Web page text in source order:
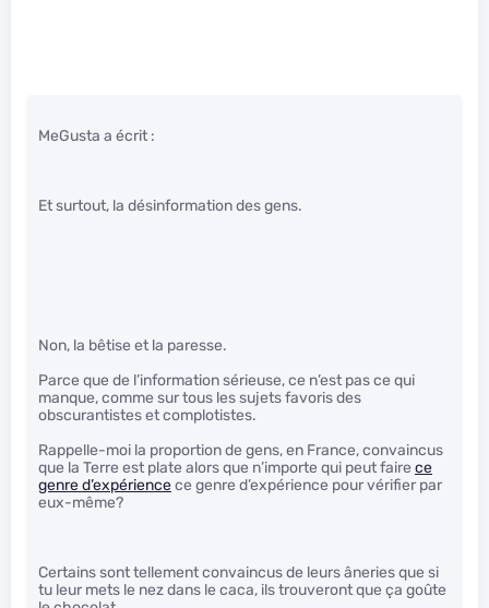
MeGusta a écrit :
Et surtout, la désinformation des gens.
Non, la bêtise et la paresse.
Parce que de l’information sérieuse, ce n’est pas ce qui
manque, comme sur tous les sujets favoris des
obscurantistes et complotistes.
Rappelle-moi la proportion de gens, en France, convaincus
que la Terre est plate alors que n’importe qui peut faire ce
genre d’expériencece genre d’expérience pour vérifier par
eux-même?
Certains sont tellement convaincus de leurs âneries que si
tu leur mets le nez dans le caca, ils trouveront que ça goûte